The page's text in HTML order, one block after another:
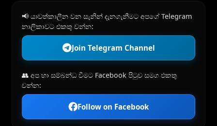
📢 යාවත්කාලීන වන සැනින් දැනගැනීමට අපගේ Telegram
නාලිකාවට එකතු වන්න:
Join Telegram Channel
👥 අප හා සම්බන්ධ වීමට Facebook පිටුව සමග එකතු
වන්න:
Follow on Facebook